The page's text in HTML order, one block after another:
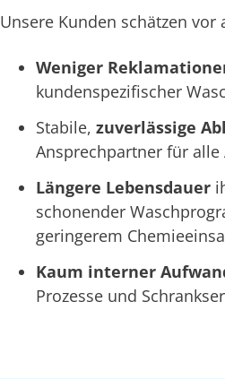
Unsere Kunden schätzen vor
Weniger
kundenspezifischer
Stabile, zuverlässige
Ansprechpartner für alle
Längere Lebensdauer
schonender
geringerem
Kaum interner
Prozesse und